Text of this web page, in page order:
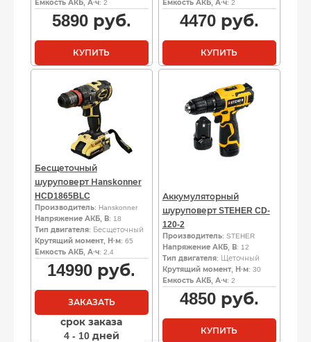
Емкость АКБ, А·ч: 2
5890руб.
КУПИТЬ
Емкость АКБ, А·ч: 2
4470руб.
КУПИТЬ
Бесщеточный
шуруповерт Наnskоnnеr
HCD1865BLC
Производитель: Hanskonner
Напряжение АКБ, В: 18
Тип двигателя: Бесщеточный
Крутящий момент, Н·м: 65
Емкость АКБ, А·ч: 2.4
14990 руб.
ЗАКАЗАТЬ
срок заказа
4 - 10 дней
Аккумуляторный
шуруповерт STEHER CD-
120-2
Производитель: STEHER
Напряжение АКБ, В: 12
Тип двигателя: Щеточный
Крутящий момент, Н·м: 30
Емкость АКБ, А·ч: 2
4850руб.
КУПИТЬ